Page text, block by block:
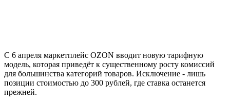
С 6 апреля маркетплейс OZON вводит новую тарифную
модель, которая приведёт к существенному росту комиссий
для большинства категорий товаров. Исключение - лишь
позиции стоимостью до 300 рублей, где ставка останется
прежней.